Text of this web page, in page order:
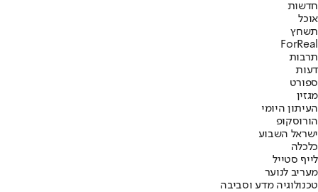
חדשות
אוכל
תשחץ
ForReal
תרבות
דעות
ספורט
מגזין
העיתון היומי
הורוסקופ
ישראל השבוע
כלכלה
לייף סטייל
מעריב לנוער
טכנולוגיה מדע וסביבה